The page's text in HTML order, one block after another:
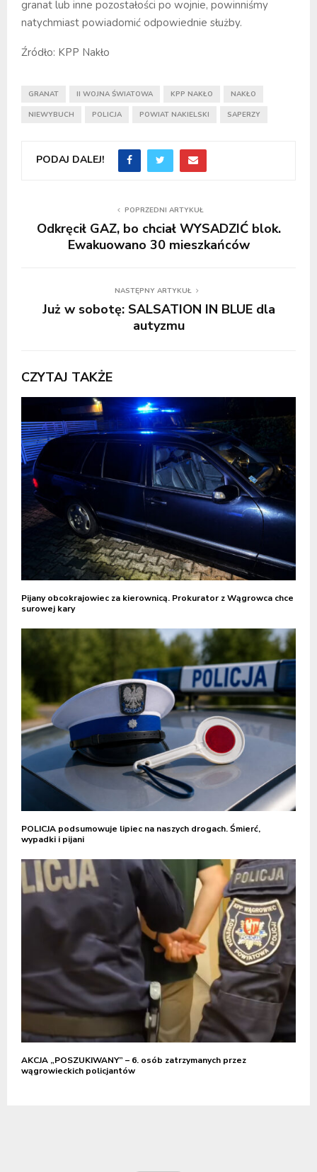
granat lub inne pozostałości po wojnie, powinniśmy
natychmiast powiadomić odpowiednie służby.
Źródło: KPP Nakło
GRANAT II WOJNA ŚWIATOWA KPP NAKŁO NAKŁO
NIEWYBUCH POLICJA POWIAT NAKIELSKI SAPERZY
PODAJ DALEJ!
POPRZEDNI ARTYKUŁ
Odkręcił GAZ, bo chciał WYSADZIĆ blok.
Ewakuowano 30 mieszkańców
NASTĘPNY ARTYKUŁ
Już w sobotę: SALSATION IN BLUE dla
autyzmu
CZYTAJ TAKŻE
Pijany obcokrajowiec za kierownicą. Prokurator z Wągrowca chce
surowej kary
POLICJA podsumowuje lipiec na naszych drogach. Śmierć,
wypadki i pijani
AKCJA „POSZUKIWANY” – 6. osób zatrzymanych przez
wągrowieckich policjantów